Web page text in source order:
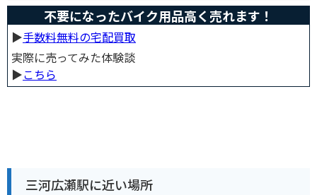
不要になったバイク用品高く売れます！
▶︎手数料無料の宅配買取
実際に売ってみた体験談
▶︎こちら
三河広瀬駅に近い場所